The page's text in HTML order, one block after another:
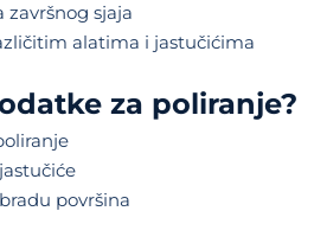
završnog sjaja
alatima i jastučićima
za poliranje?
površina